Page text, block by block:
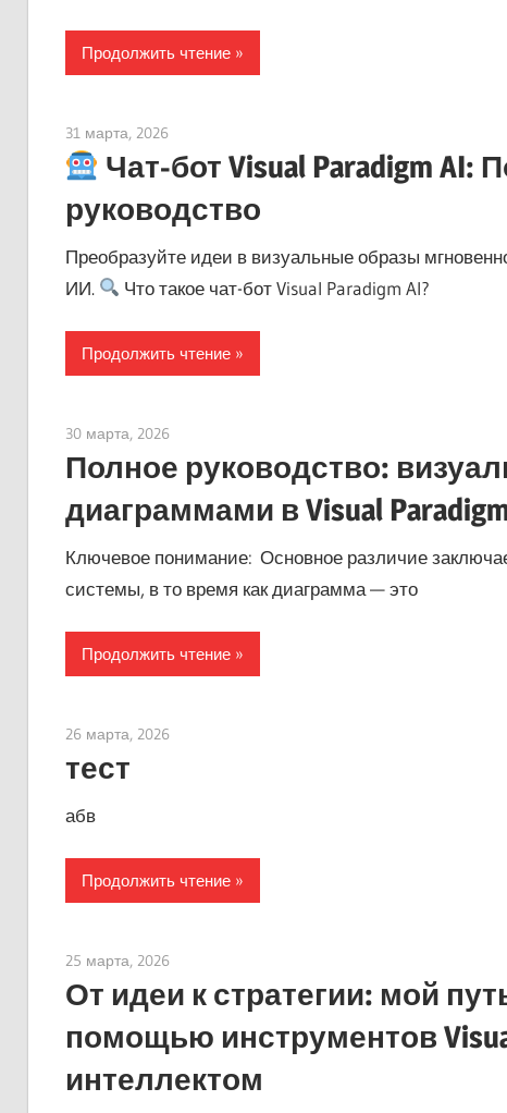
Продолжить чтение
31 марта, 2026curtis
Чат-бот Visual Paradigm
руководство
Преобразуйте идеи в визуальные образы
ИИ.
Что такое чат-бот Visual Paradigm AI?
Продолжить чтение
30 марта, 2026curtis
Полное руководство:
диаграммами в Visual
Ключевое понимание: Основное различие
системы, в то время как диаграмма — это
Продолжить чтение
26 марта, 2026vpjick
тест
абв
Продолжить чтение
25 марта, 2026curtis
От идеи к стратегии: мой
помощью инструментов
интеллектом